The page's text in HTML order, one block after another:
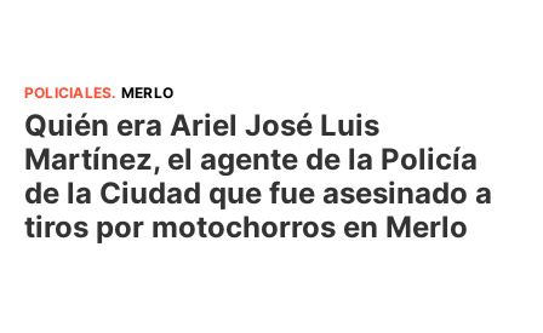
POLICIALES. MERLO
Quién era Ariel José Luis
Martínez, el agente de la Policía
de la Ciudad que fue asesinado a
tiros por motochorros en Merlo